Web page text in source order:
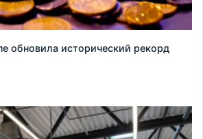
обновила исторический рекорд